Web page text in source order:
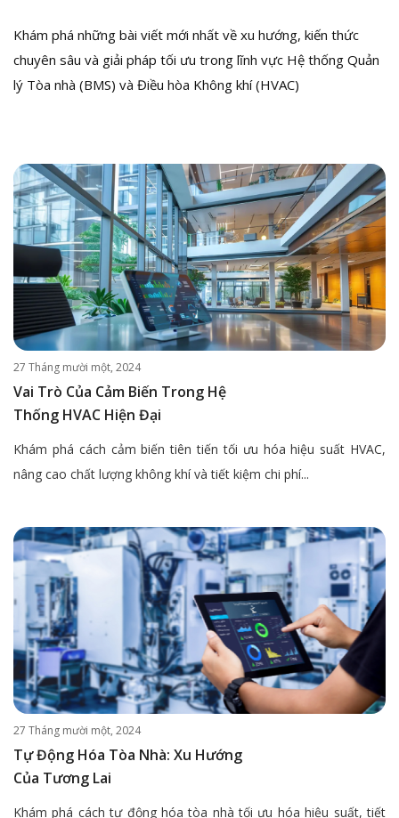
Khám phá những bài viết mới nhất về xu hướng, kiến thức
chuyên sâu và giải pháp tối ưu trong lĩnh vực Hệ thống Quản
lý Tòa nhà (BMS) và Điều hòa Không khí (HVAC)
27 Tháng mười một, 2024
Vai Trò Của Cảm Biến Trong Hệ
Thống HVAC Hiện Đại
Khám phá cách cảm biến tiên tiến tối ưu hóa hiệu suất HVAC,
nâng cao chất lượng không khí và tiết kiệm chi phí...
27 Tháng mười một, 2024
Tự Động Hóa Tòa Nhà: Xu Hướng
Của Tương Lai
Khám phá cách tự động hóa tòa nhà tối ưu hóa hiệu suất, tiết